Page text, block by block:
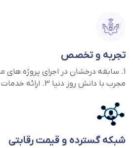
تجربه و تخصص
مجرب با دانش روز دنیا 3. ارائه خدمات با بالاترین کیفیت
شبکه گسترده و قیمت رقابتی